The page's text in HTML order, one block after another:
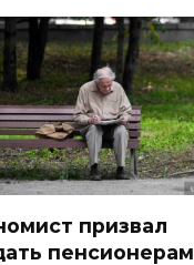
призвал
пенсионерам